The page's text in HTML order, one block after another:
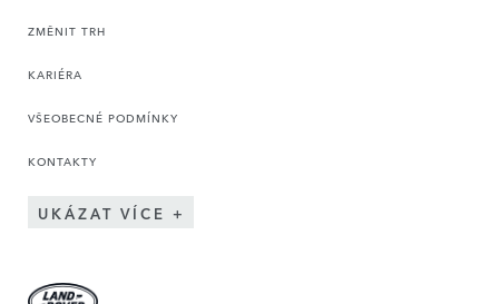
ZMĚNIT TRH
KARIÉRA
VŠEOBECNÉ PODMÍNKY
KONTAKTY
UKÁZAT VÍCE